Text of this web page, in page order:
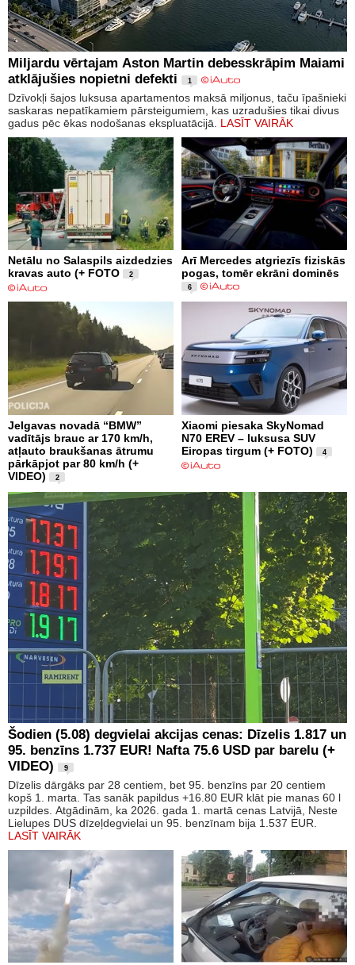
Miljardu vērtajam Aston Martin debesskrāpim Maiami
atklājušies nopietni defekti
1
Dzīvokļi šajos luksusa apartamentos maksā miljonus, taču īpašnieki
saskaras nepatīkamiem pārsteigumiem, kas uzradušies tikai divus
gadus pēc ēkas nodošanas ekspluatācijā. LASĪT VAIRĀK
Netālu no Salaspils aizdedzies
kravas auto (+ FOTO
2
Arī Mercedes atgriezīs fiziskās
pogas, tomēr ekrāni dominēs
6
Jelgavas novadā “BMW”
vadītājs brauc ar 170 km/h,
atļauto braukšanas ātrumu
pārkāpjot par 80 km/h (+
VIDEO)
2
Xiaomi piesaka SkyNomad
N70 EREV – luksusa SUV
Eiropas tirgum (+ FOTO)
4
Šodien (5.08) degvielai akcijas cenas: Dīzelis 1.817 un
95. benzīns 1.737 EUR! Nafta 75.6 USD par barelu (+
VIDEO)
9
Dīzelis dārgāks par 28 centiem, bet 95. benzīns par 20 centiem
kopš 1. marta. Tas sanāk papildus +16.80 EUR klāt pie manas 60 l
uzpildes. Atgādinām, ka 2026. gada 1. martā cenas Latvijā, Neste
Lielupes DUS dīzeļdegvielai un 95. benzīnam bija 1.537 EUR.
LASĪT VAIRĀK